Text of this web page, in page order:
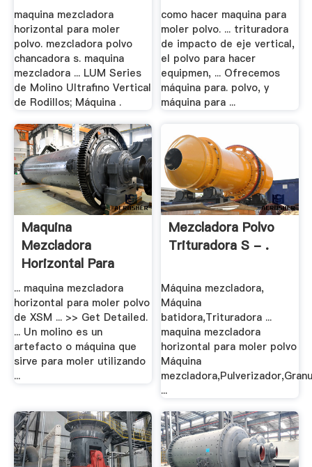
maquina mezcladora
horizontal para moler
polvo. mezcladora polvo
chancadora s. maquina
mezcladora ... LUM Series
de Molino Ultrafino Vertical
de Rodillos; Máquina .
como hacer maquina para
moler polvo. ... trituradora
de impacto de eje vertical,
el polvo para hacer
equipmen, ... Ofrecemos
máquina para. polvo, y
máquina para ...
Maquina
Mezcladora
Horizontal Para
Moler Polvo
... maquina mezcladora
horizontal para moler polvo
de XSM ... >> Get Detailed.
... Un molino es un
artefacto o máquina que
sirve para moler utilizando
...
Mezcladora Polvo
Trituradora S - .
Máquina mezcladora,
Máquina
batidora,Trituradora ...
maquina mezcladora
horizontal para moler polvo
Máquina
...